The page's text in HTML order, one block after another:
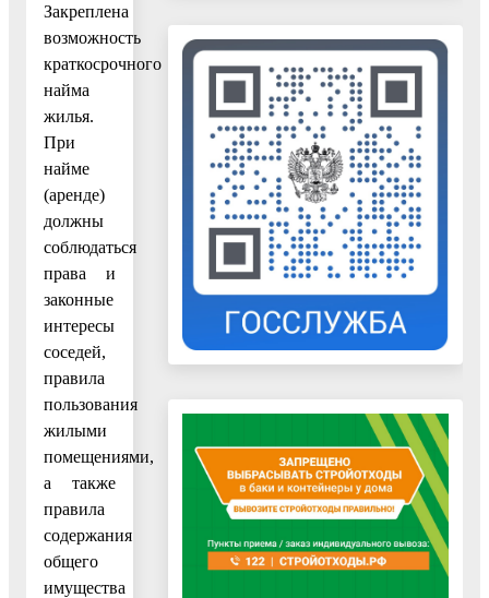
Закреплена
возможность
краткосрочного
найма
жилья.
При
найме
(аренде)
должны
соблюдаться
права и
законные
интересы
соседей,
правила
пользования
жилыми
помещениями,
а также
правила
содержания
общего
имущества